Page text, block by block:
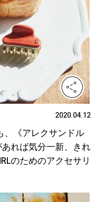
2020.04.12
、《アレクサンドル
れば気分一新、きれ
のためのアクセサリ